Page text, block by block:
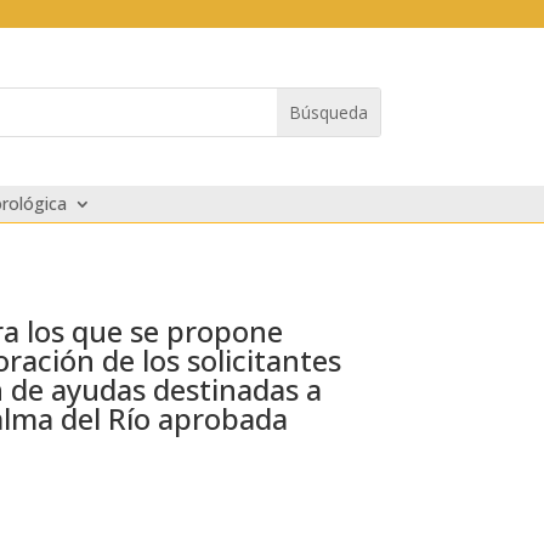
los que se propone
de los solicitantes
ayudas destinadas a
del Río aprobada